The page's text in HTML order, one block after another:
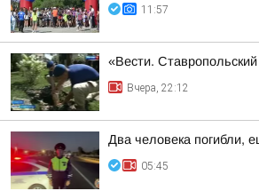
11:57
«Вести.
Вчера, 22:12
Два человека погибли,
05:45